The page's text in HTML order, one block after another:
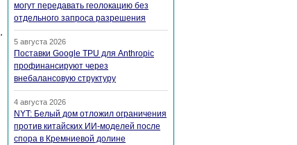
могут передавать геолокацию без
отдельного запроса разрешения
5 августа 2026
Поставки Google TPU для Anthropic
профинансируют через
внебалансовую структуру
4 августа 2026
NYT: Белый дом отложил ограничения
против китайских ИИ-моделей после
спора в Кремниевой долине